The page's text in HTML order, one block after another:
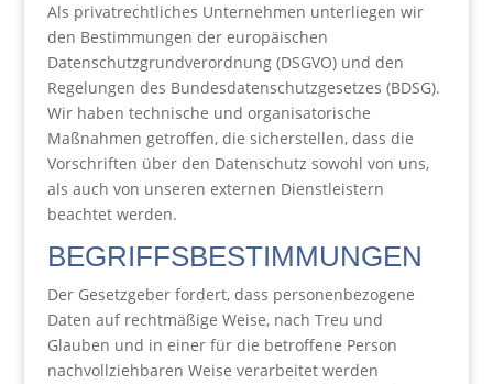
Als privatrechtliches Unternehmen unterliegen wir
den Bestimmungen der europäischen
Datenschutzgrundverordnung (DSGVO) und den
Regelungen des Bundesdatenschutzgesetzes (BDSG).
Wir haben technische und organisatorische
Maßnahmen getroffen, die sicherstellen, dass die
Vorschriften über den Datenschutz sowohl von uns,
als auch von unseren externen Dienstleistern
beachtet werden.
BEGRIFFSBESTIMMUNGEN
Der Gesetzgeber fordert, dass personenbezogene
Daten auf rechtmäßige Weise, nach Treu und
Glauben und in einer für die betroffene Person
nachvollziehbaren Weise verarbeitet werden